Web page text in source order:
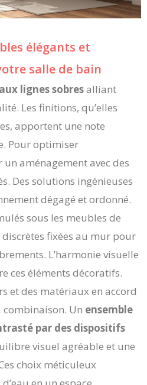
élégants et
salle de bain
lignes sobresalliant
Les finitions, qu’elles
apportent une note
Pour optimiser
un aménagement avec des
Des solutions ingénieuses
dégagé et ordonné.
sous les meubles de
fixées au mur pour
L’harmonie visuelle
ces éléments décoratifs.
et des matériaux en accord
combinaison. Un ensemble
par des dispositifs
visuel agréable et une
choix méticuleux